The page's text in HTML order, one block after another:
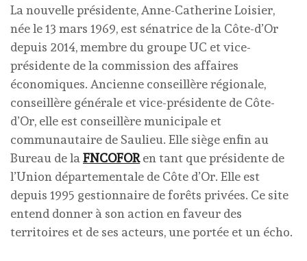
La nouvelle présidente, Anne-Catherine Loisier,
née le 13 mars 1969, est sénatrice de la Côte-d’Or
depuis 2014, membre du groupe UC et vice-
présidente de la commission des affaires
économiques. Ancienne conseillère régionale,
conseillère générale et vice-présidente de Côte-
d’Or, elle est conseillère municipale et
communautaire de Saulieu. Elle siège enfin au
Bureau de laFNCOFORen tant que présidente de
l’Union départementale de Côte d’Or. Elle est
depuis 1995 gestionnaire de forêts privées. Ce site
entend donner à son action en faveur des
territoires et de ses acteurs, une portée et un écho.